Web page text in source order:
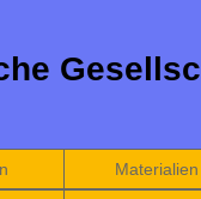
Materialien